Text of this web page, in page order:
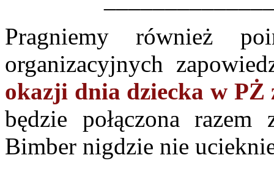
Pragniemy również
organizacyjnych
okazji dnia dziecka w PŻ
będzie połączona
Bimber nigdzie nie